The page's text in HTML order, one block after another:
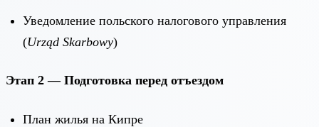
Уведомление польского налогового управления
(Urząd Skarbowy)
Этап 2 — Подготовка перед отъездом
План жилья на Кипре